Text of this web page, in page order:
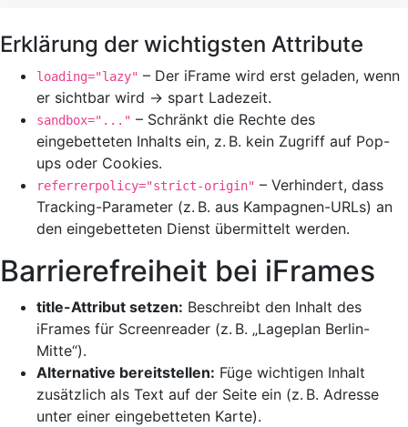
Erklärung der wichtigsten Attribute
loading="lazy" – Der iFrame wird erst geladen, wenn
er sichtbar wird → spart Ladezeit.
sandbox="..." – Schränkt die Rechte des
eingebetteten Inhalts ein, z. B. kein Zugriff auf Pop-
ups oder Cookies.
referrerpolicy="strict-origin" – Verhindert, dass
Tracking-Parameter (z. B. aus Kampagnen-URLs) an
den eingebetteten Dienst übermittelt werden.
Barrierefreiheit bei iFrames
title-Attribut setzen: Beschreibt den Inhalt des
iFrames für Screenreader (z. B. „Lageplan Berlin-
Mitte“).
Alternative bereitstellen: Füge wichtigen Inhalt
zusätzlich als Text auf der Seite ein (z. B. Adresse
unter einer eingebetteten Karte).